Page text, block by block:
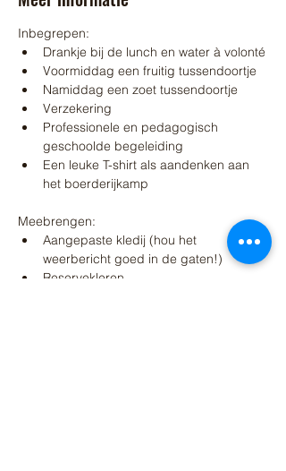
Inbegrepen:
Drankje bij de lunch en water à volonté
Voormiddag een fruitig tussendoortje
Namiddag een zoet tussendoortje
Verzekering
Professionele en pedagogisch
geschoolde begeleiding
Een leuke T-shirt als aandenken aan
het boerderijkamp
Meebrengen:
Aangepaste kledij (hou het
weerbericht goed in de gaten!)
Reservekleren